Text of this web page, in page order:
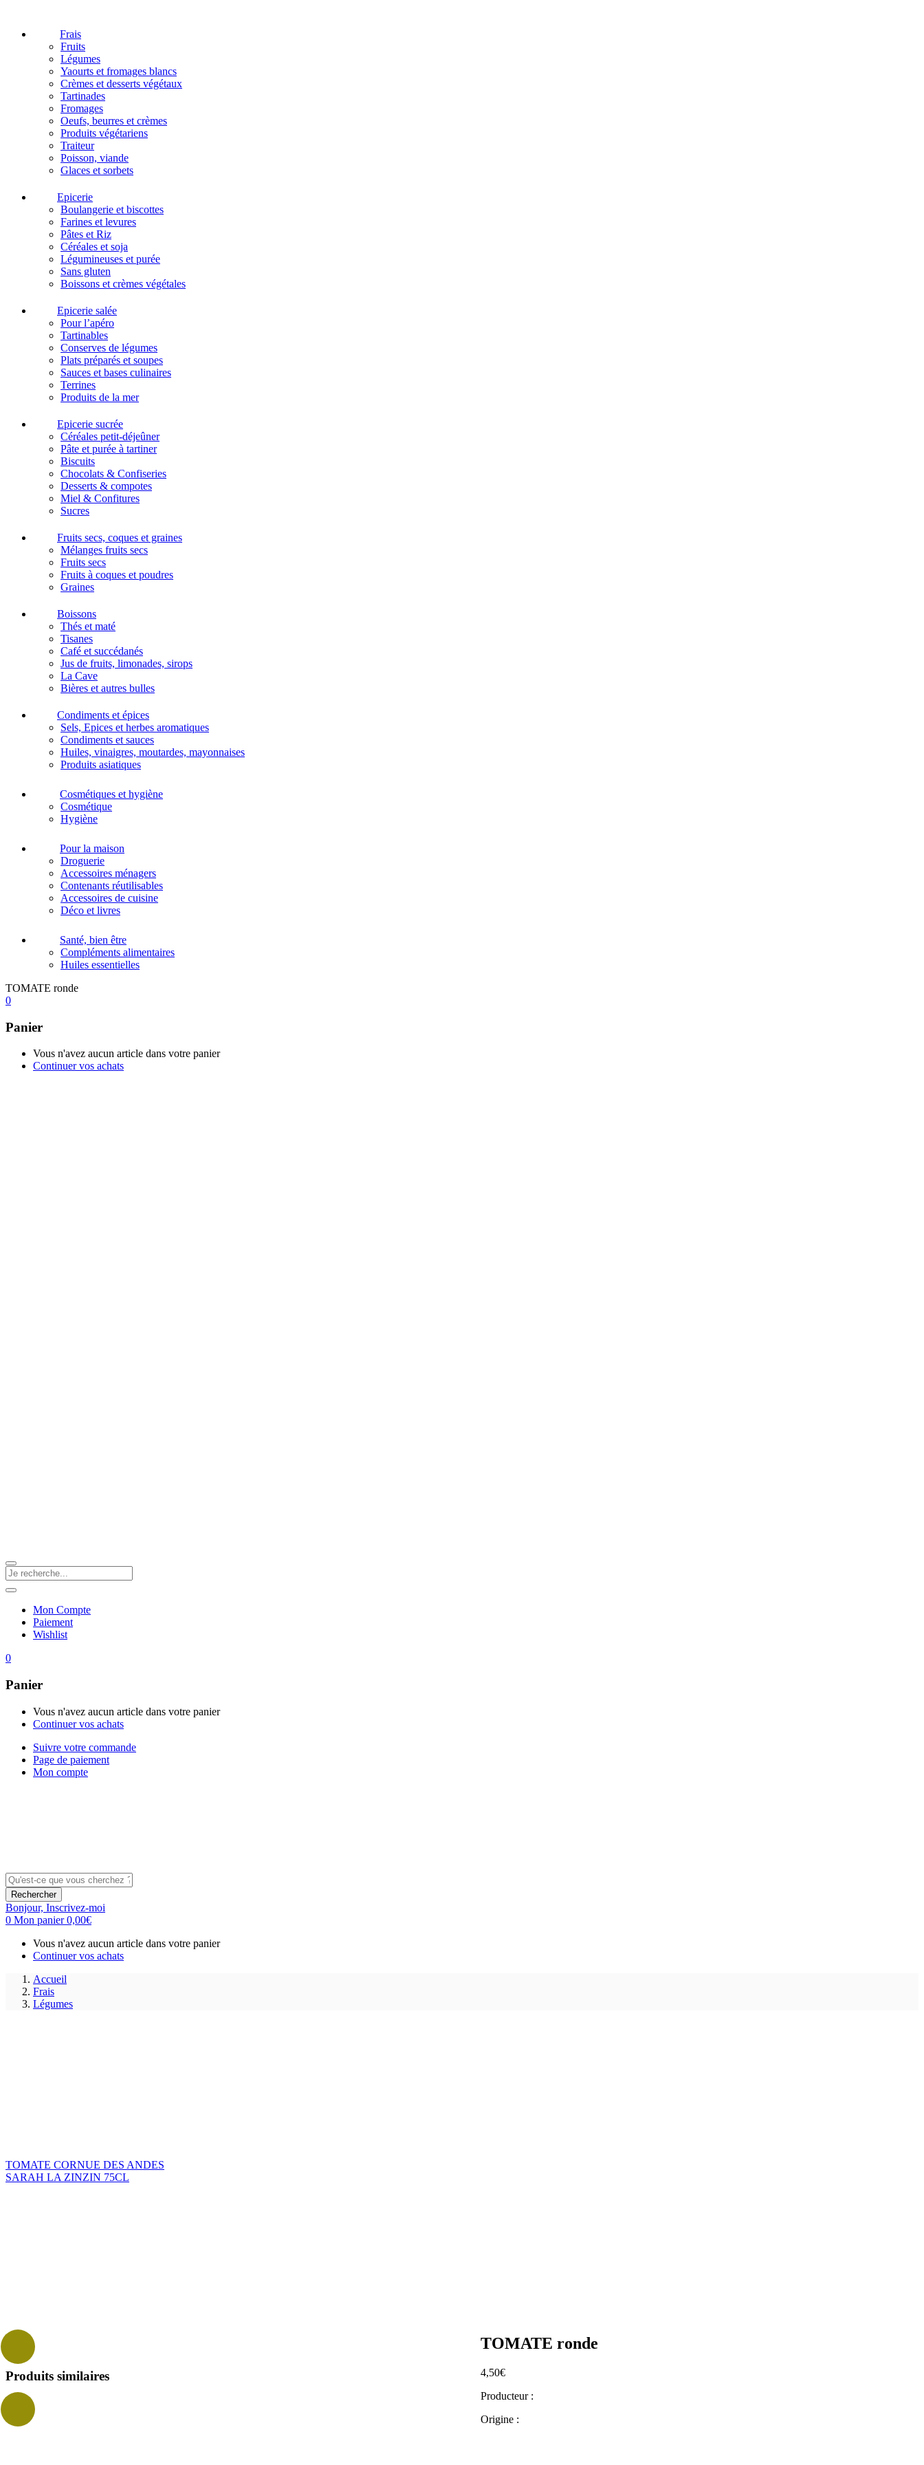
Frais
Fruits
Légumes
Yaourts et fromages blancs
Crèmes et desserts végétaux
Tartinades
Fromages
Oeufs, beurres et crèmes
Produits végétariens
Traiteur
Poisson, viande
Glaces et sorbets
Epicerie
Boulangerie et biscottes
Farines et levures
Pâtes et Riz
Céréales et soja
Légumineuses et purée
Sans gluten
Boissons et crèmes végétales
Epicerie salée
Pour l’apéro
Tartinables
Conserves de légumes
Plats préparés et soupes
Sauces et bases culinaires
Terrines
Produits de la mer
Epicerie sucrée
Céréales petit-déjeûner
Pâte et purée à tartiner
Biscuits
Chocolats & Confiseries
Desserts & compotes
Miel & Confitures
Sucres
Fruits secs, coques et graines
Mélanges fruits secs
Fruits secs
Fruits à coques et poudres
Graines
Boissons
Thés et maté
Tisanes
Café et succédanés
Jus de fruits, limonades, sirops
La Cave
Bières et autres bulles
Condiments et épices
Sels, Epices et herbes aromatiques
Condiments et sauces
Huiles, vinaigres, moutardes, mayonnaises
Produits asiatiques
Cosmétiques et hygiène
Cosmétique
Hygiène
Pour la maison
Droguerie
Accessoires ménagers
Contenants réutilisables
Accessoires de cuisine
Déco et livres
Santé, bien être
Compléments alimentaires
Huiles essentielles
TOMATE ronde
0
Panier
Vous n'avez aucun article dans votre panier
Continuer vos achats
Mon Compte
Paiement
Wishlist
0
Panier
Vous n'avez aucun article dans votre panier
Continuer vos achats
Suivre votre commande
Page de paiement
Mon compte
Rechercher
Bonjour, Inscrivez-moi
0 Mon panier0,00€
Vous n'avez aucun article dans votre panier
Continuer vos achats
Accueil
Frais
Légumes
TOMATE CORNUE DES ANDES
SARAH LA ZINZIN 75CL
TOMATE ronde
4,50€
Producteur :
Origine :
Produits similaires